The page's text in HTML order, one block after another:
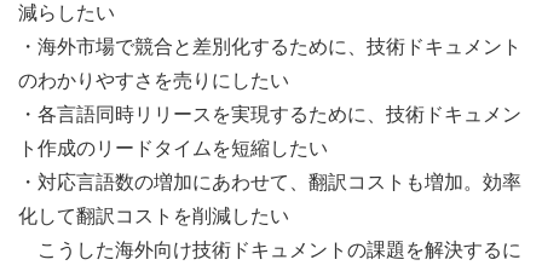
減らしたい
・海外市場で競合と差別化するために、技術ドキュメント
のわかりやすさを売りにしたい
・各言語同時リリースを実現するために、技術ドキュメン
ト作成のリードタイムを短縮したい
・対応言語数の増加にあわせて、翻訳コストも増加。効率
化して翻訳コストを削減したい
こうした海外向け技術ドキュメントの課題を解決するに